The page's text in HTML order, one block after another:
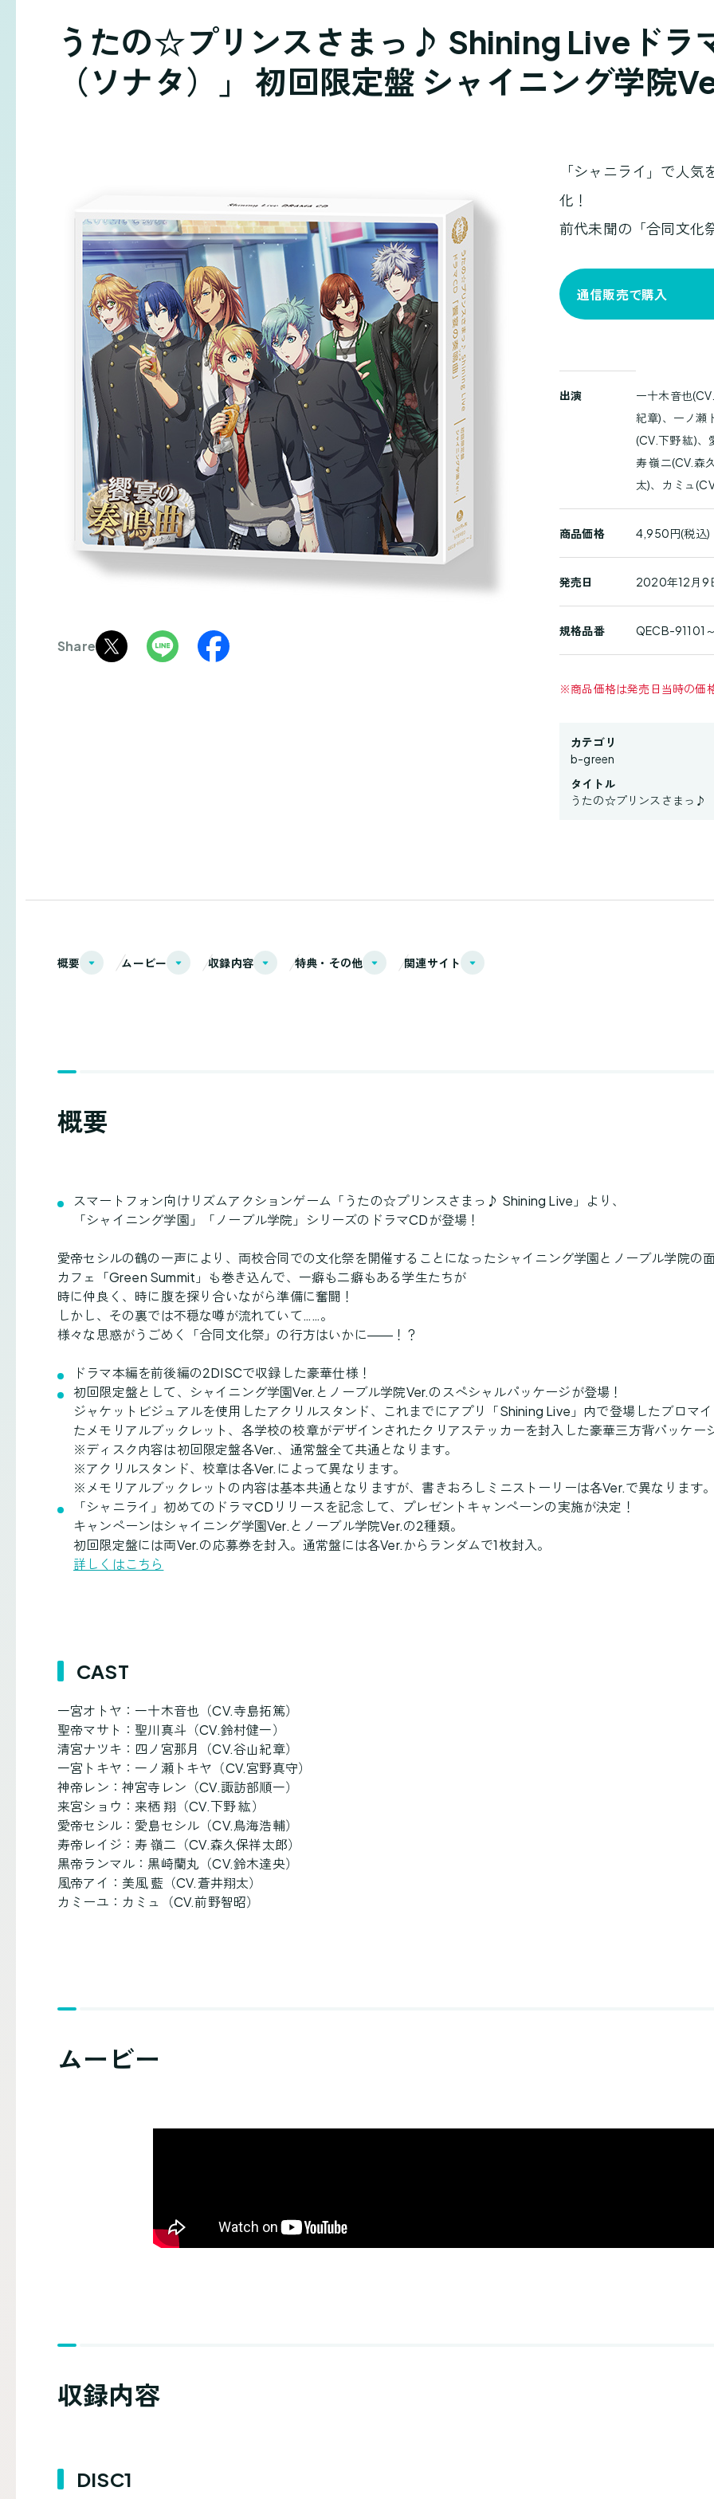
うたの☆プリンスさまっ♪ Shining Liveドラ
（ソナタ）」 初回限定盤 シャイニング学院
Share
「シャニライ」で人
化！
前代未聞の「合同文化
通信販売で購入
出演
一十木音也
紀章)、一ノ瀬
(CV.下野 紘)、
寿 嶺二(CV.森
太)、カミュ
商品価格 4,950円(税込)
発売日 2020年12月9
規格品番 QECB-91101
※商品価格は発売日当時の価
カテゴリ
b-green
タイトル
うたの☆プリンスさまっ♪
概要 ムービー 収録内容 特典・その他 関連サイト
概要
スマートフォン向けリズムアクションゲーム「うたの☆プリンスさまっ♪ Shining Live」より、
「シャイニング学園」「ノーブル学院」シリーズのドラマCDが登場！
愛帝セシルの鶴の一声により、両校合同での文化祭を開催することになったシャイニング学園とノーブル学院の
カフェ「Green Summit」も巻き込んで、一癖も二癖もある学生たちが
時に仲良く、時に腹を探り合いながら準備に奮闘！
しかし、その裏では不穏な噂が流れていて……。
様々な思惑がうごめく「合同文化祭」の行方はいかに――！？
ドラマ本編を前後編の2DISCで収録した豪華仕様！
初回限定盤として、シャイニング学園Ver.とノーブル学院Ver.のスペシャルパッケージが登場！
ジャケットビジュアルを使用したアクリルスタンド、これまでにアプリ「Shining Live」内で登場したブロマ
たメモリアルブックレット、各学校の校章がデザインされたクリアステッカーを封入した豪華三方背パッケー
※ディスク内容は初回限定盤各Ver.、通常盤全て共通となります。
※アクリルスタンド、校章は各Ver.によって異なります。
※メモリアルブックレットの内容は基本共通となりますが、書きおろしミニストーリーは各Ver.で異なります
「シャニライ」初めてのドラマCDリリースを記念して、プレゼントキャンペーンの実施が決定！
キャンペーンはシャイニング学園Ver.とノーブル学院Ver.の2種類。
初回限定盤には両Ver.の応募券を封入。通常盤には各Ver.からランダムで1枚封入。
詳しくはこちら
CAST
一宮オトヤ：一十木音也（CV.寺島拓篤）
聖帝マサト：聖川真斗（CV.鈴村健一）
清宮ナツキ：四ノ宮那月（CV.谷山紀章）
一宮トキヤ：一ノ瀬トキヤ（CV.宮野真守）
神帝レン：神宮寺レン（CV.諏訪部順一）
来宮ショウ：来栖 翔（CV.下野 紘）
愛帝セシル：愛島セシル（CV.鳥海浩輔）
寿帝レイジ：寿 嶺二（CV.森久保祥太郎）
黒帝ランマル：黒崎蘭丸（CV.鈴木達央）
風帝アイ：美風 藍（CV.蒼井翔太）
カミーユ：カミュ（CV.前野智昭）
ムービー
収録内容
DISC1